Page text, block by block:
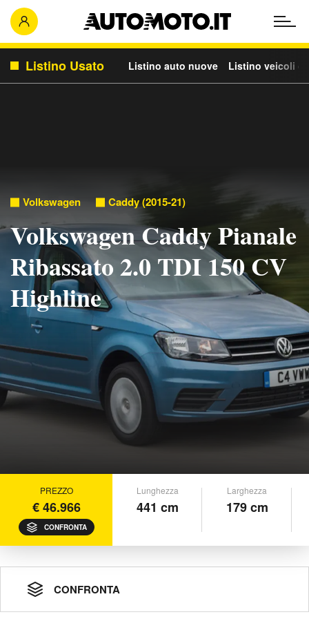
Listino Usato Listino auto nuove Listino veicoli
Volkswagen Caddy (2015-21)
Volkswagen Caddy Pianale
Ribassato 2.0 TDI 150 CV
Highline
PREZZO
€ 46.966
CONFRONTA
Lunghezza
441 cm
Larghezza
179 cm
CONFRONTA